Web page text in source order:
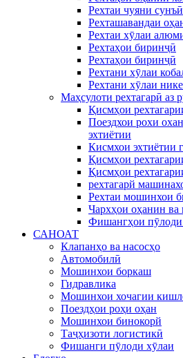
Рехтаи чуяни сунъӣ
Рехташавандаи
Рехтаи хӯлаи
Рехтаҳои биринҷӣ
Рехтаҳои биринҷӣ
Рехтани хӯлаи
Рехтани хӯлаи
Маҳсулоти рехтагарӣ аз
Қисмҳои
Поездхои рохи
эхтиётии
Кисмхои эхтиётии
Қисмҳои
Қисмҳои
рехтагарй
Рехтаи мошинхои
Чархҳои оҳанин ва
Фишангҳои
САНОАТ
Клапанҳо ва насосҳо
Автомобилӣ
Мошинхои боркаш
Гидравлика
Мошинхои хочагии
Поездҳои роҳи оҳан
Мошинхои бинокорй
Таҷҳизоти логистикӣ
Фишанги пӯлоди хӯлаи